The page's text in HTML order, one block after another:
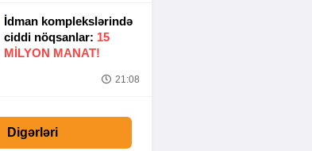
İdman komplekslərində
ciddi nöqsanlar: 15
MILYON MANAT!
21:08
Digərləri